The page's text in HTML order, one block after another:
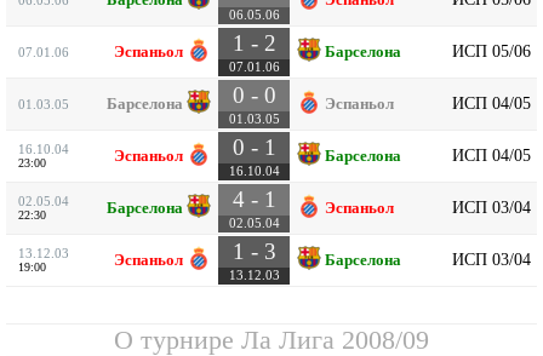
06.05.06
07.01.06 Эспаньол 1 - 2
07.01.06
Барселона ИСП 05/06
01.03.05 Барселона 0 - 0
01.03.05
Эспаньол ИСП 04/05
16.10.04
23:00 Эспаньол 0 - 1
16.10.04
Барселона ИСП 04/05
02.05.04
22:30 Барселона 4 - 1
02.05.04
Эспаньол ИСП 03/04
13.12.03
19:00 Эспаньол 1 - 3
13.12.03
Барселона ИСП 03/04
О турнире Ла Лига 2008/09